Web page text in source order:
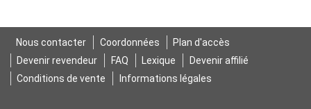
Nous contacter Coordonnées
Plan d'accès
Devenir revendeur
FAQ Lexique
Devenir affilié
Conditions de vente
Informations légales